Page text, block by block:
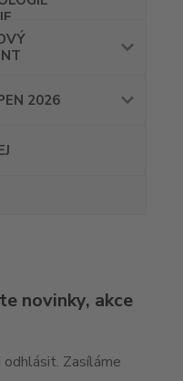
2026
novinky, akce
Zasíláme